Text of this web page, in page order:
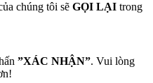
chúng tôi sẽ GỌI LẠI trong
”XÁC NHẬN”. Vui lòng